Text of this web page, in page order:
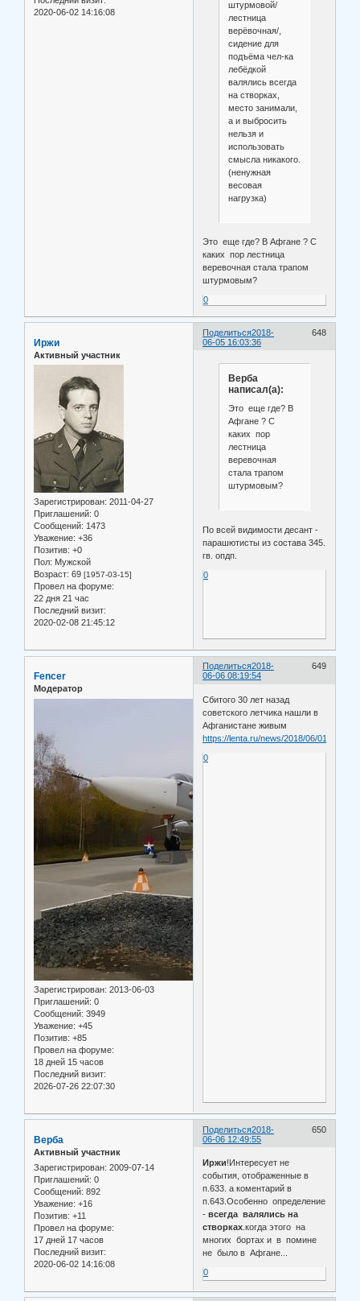
2020-06-02 14:16:08
штурмовой/
лестница
верёвочная/,
сидение для
подъёма чел-ка
лебёдкой
валялись всегда
на створках,
место занимали,
а и выбросить
нельзя и
использовать
смысла никакого.
(ненужная
весовая
нагрузка)
Это еще где? В Афгане ? С
каких пор лестница
веревочная стала трапом
штурмовым?
0
Поделиться 648
2018-
06-05 16:03:36
Иржи
Активный участник
Зарегистрирован: 2011-04-27
Приглашений: 0
Сообщений: 1473
Уважение: +36
Позитив: +0
Пол: Мужской
Возраст: 69 [1957-03-15]
Провел на форуме:
22 дня 21 час
Последний визит:
2020-02-08 21:45:12
Верба
написал(а):
Это еще где? В
Афгане ? С
каких пор
лестница
веревочная
стала трапом
штурмовым?
По всей видимости десант -
парашютисты из состава 345.
гв. опдп.
0
Поделиться 649
2018-
06-06 08:19:54
Fencer
Модератор
Зарегистрирован: 2013-06-03
Приглашений: 0
Сообщений: 3949
Уважение: +45
Позитив: +85
Провел на форуме:
18 дней 15 часов
Последний визит:
2026-07-26 22:07:30
Сбитого 30 лет назад
советского летчика нашли в
Афганистане живым
https://lenta.ru/news/2018/06/01/rambo/
0
Поделиться 650
2018-
06-06 12:49:55
Верба
Активный участник
Зарегистрирован: 2009-07-14
Приглашений: 0
Сообщений: 892
Уважение: +16
Позитив: +11
Провел на форуме:
17 дней 17 часов
Последний визит:
2020-06-02 14:16:08
Иржи!Интересует не
события, отображенные в
п.633. а коментарий в
п.643.Особенно определение
-всегда валялись на
створках .когда этого на
многих бортах и в помине
не было в Афгане...
0